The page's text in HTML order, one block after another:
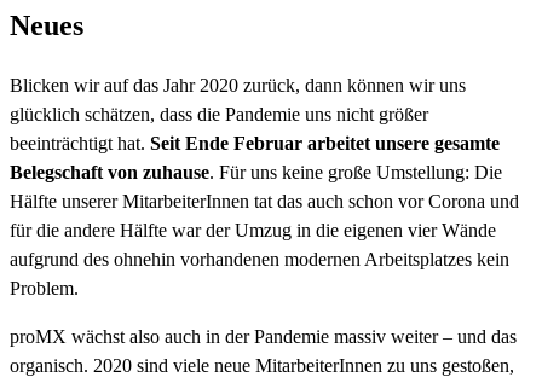
Neues
Blicken wir auf das Jahr 2020 zurück, dann können wir uns
glücklich schätzen, dass die Pandemie uns nicht größer
beeinträchtigt hat. Seit Ende Februar arbeitet unsere gesamte
Belegschaft von zuhause. Für uns keine große Umstellung: Die
Hälfte unserer MitarbeiterInnen tat das auch schon vor Corona und
für die andere Hälfte war der Umzug in die eigenen vier Wände
aufgrund des ohnehin vorhandenen modernen Arbeitsplatzes kein
Problem.
proMX wächst also auch in der Pandemie massiv weiter – und das
organisch. 2020 sind viele neue MitarbeiterInnen zu uns gestoßen,